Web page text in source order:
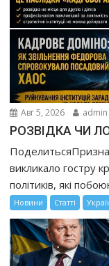
Авг 5, 2026 admin
РОЗВІДКА ЧИ
викликало гостру
політиків, які
Новини Статті